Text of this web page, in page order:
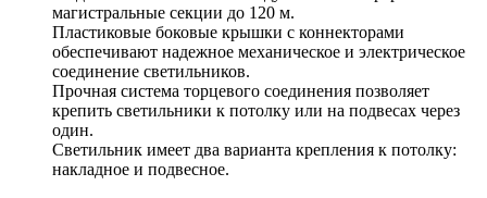
магистральные секции до 120 м.
Пластиковые боковые крышки с коннекторами
обеспечивают надежное механическое и электрическое
соединение светильников.
Прочная система торцевого соединения позволяет
крепить светильники к потолку или на подвесах через
один.
Светильник имеет два варианта крепления к потолку:
накладное и подвесное.